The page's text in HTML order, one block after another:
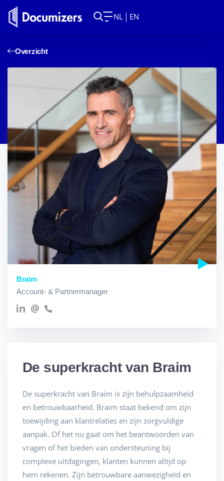
NL EN
Overzicht
Braim
Account- & Partnermanager
De superkracht van Braim
De superkracht van Braim is zijn behulpzaamheid
en betrouwbaarheid. Braim staat bekend om zijn
toewijding aan klantrelaties en zijn zorgvuldige
aanpak. Of het nu gaat om het beantwoorden van
vragen of het bieden van ondersteuning bij
complexe uitdagingen, klanten kunnen altijd op
hem rekenen. Zijn betrouwbare aanwezigheid en